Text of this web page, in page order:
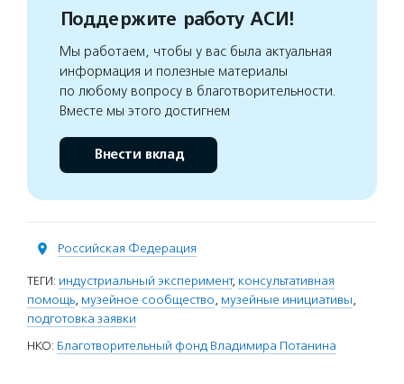
Поддержите работу АСИ!
Мы работаем, чтобы у вас была актуальная
информация и полезные материалы
по любому вопросу в благотворительности.
Вместе мы этого достигнем
Внести вклад
Российская Федерация
ТЕГИ: индустриальный эксперимент, консультативная
помощь, музейное сообщество, музейные инициативы,
подготовка заявки
НКО: Благотворительный фонд Владимира Потанина